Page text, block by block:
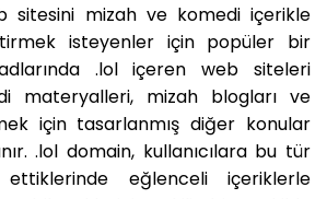
sitesini mizah ve komedi içerikle
isteyenler için popüler bir
.lol içeren web siteleri
materyalleri, mizah blogları ve
için tasarlanmış diğer konular
.lol domain, kullanıcılara bu tür
eğlenceli içeriklerle